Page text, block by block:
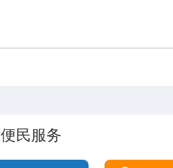
便民服务